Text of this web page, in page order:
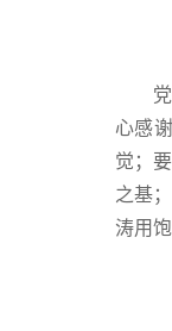
心感
觉；
之基
涛用